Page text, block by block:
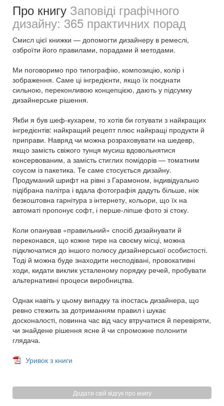
Про книгу Заповіді графічного
дизайну: 365 практичних порад
Смисл цієї книжки — допомогти дизайнеру в ремеслі,
озброїти його правилами, порадами й методами.
Ми поговоримо про типографію, композицію, колір і
зображення. Саме ці інгредієнти, якщо їх поєднати
сильною, переконливою концепцією, дають у підсумку
дизайнерське рішення.
Якби я був шеф-кухарем, то хотів би готувати з найкращих
інгредієнтів: найкращий рецепт плюс найкращі продукти й
приправи. Навряд чи можна розраховувати на шедевр,
якщо замість свіжого тунця мусиш вдовольнятися
консервованим, а замість стиглих помідорів — томатним
соусом із пакетика. Те саме стосується дизайну.
Продуманий шрифт на рівні з Гарамоном, індивідуально
підібрана палітра і вдала фотографія дадуть більше, ніж
безкоштовна гарнітура з інтернету, кольори, що їх на
автоматі пропонує софт, і перше-ліпше фото зі стоку.
Коли опанував «правильний» спосіб дизайнувати й
переконався, що кожне тире на своєму місці, можна
підключатися до іншого полюсу дизайнерської особистості.
Тоді й можна буде знаходити несподівані, провокативні
ходи, кидати виклик усталеному порядку речей, пробувати
альтернативні процеси виробництва.
Однак навіть у цьому випадку та іпостась дизайнера, що
ревно стежить за дотриманням правил і шукає
досконалості, повинна час від часу втручатися й перевіряти,
чи знайдене рішення ясне й чи спроможне полонити
глядача.
Уривок з книги
Додати свій відгук про книгу